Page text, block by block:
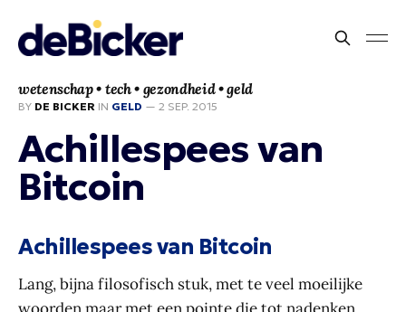
wetenschap • tech • gezondheid • geld
BY DE BICKER IN GELD — 2 SEP. 2015
Achillespees van
Bitcoin
Achillespees van Bitcoin
Lang, bijna filosofisch stuk, met te veel moeilijke
woorden maar met een pointe die tot nadenken